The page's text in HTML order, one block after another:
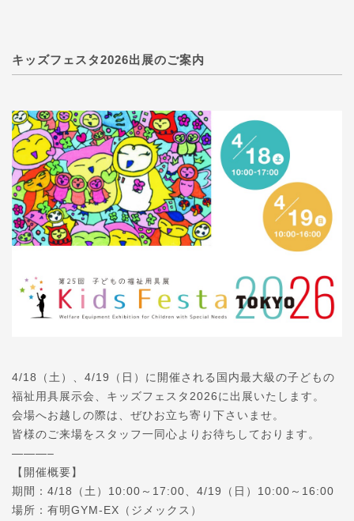
キッズフェスタ2026出展のご案内
4/18（土）、4/19（日）に開催される国内最大級の子どもの
福祉用具展示会、キッズフェスタ2026に出展いたします。
会場へお越しの際は、ぜひお立ち寄り下さいませ。
皆様のご来場をスタッフ一同心よりお待ちしております。
———–
【開催概要】
期間：4/18（土）10:00～17:00、4/19（日）10:00～16:00
場所：有明GYM-EX（ジメックス）